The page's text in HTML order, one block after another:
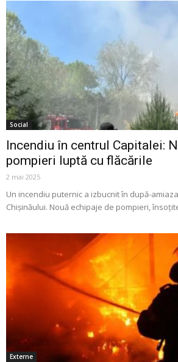
Social
Incendiu în centrul Capitalei:
pompieri luptă cu flăcările
2 mai 2025
Un incendiu puternic a izbucnit în după-
Chișinăului. Nouă echipaje de pompieri,
Externe